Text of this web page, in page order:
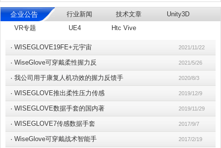
企业公告 行业新闻 技术文章
Unity3D
VR专题
UE4 Htc Vive
· WISEGLOVE19FE+元宇宙 2021/11/22
· WiseGlove可穿戴柔性握力反 2021/5/26
· 我公司用于康复人机功效的握力反馈手 2020/8/3
· WISEGLOVE推出柔性压力传感 2019/12/9
· WISEGLOVE数据手套的国内著 2019/11/29
· WISEGLOVE7传感数据手套 2017/9/7
· WiseGlove可穿戴战术智能手 2017/2/19